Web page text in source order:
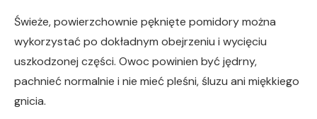
Świeże, powierzchownie pęknięte pomidory można
wykorzystać po dokładnym obejrzeniu i wycięciu
uszkodzonej części. Owoc powinien być jędrny,
pachnieć normalnie i nie mieć pleśni, śluzu ani miękkiego
gnicia.